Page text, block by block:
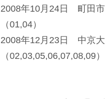
2008年10月24日 町田
（01,04）
2008年12月23日 中京
（02,03,05,06,07,08,09）